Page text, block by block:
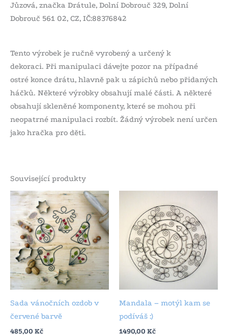
Jůzová, značka Drátule, Dolní Dobrouč 329, Dolní
Dobrouč 561 02, CZ, IČ:88376842
Tento výrobek je ručně vyrobený a určený k
dekoraci. Při manipulaci dávejte pozor na případné
ostré konce drátu, hlavně pak u zápichů nebo přidaných
háčků. Některé výrobky obsahují malé části. A některé
obsahují skleněné komponenty, které se mohou při
neopatrné manipulaci rozbít. Žádný výrobek není určen
jako hračka pro děti.
Související produkty
Sada vánočních ozdob v
červené barvě
485,00 Kč
Mandala – motýl kam se
podíváš :)
1490,00 Kč